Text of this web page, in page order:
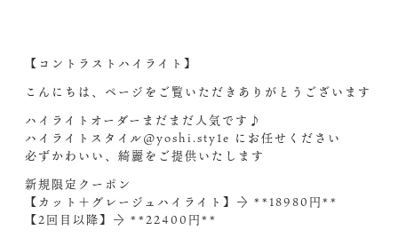
【コントラストハイライト】
こんにちは、ページをご覧いただきありがとうございます
ハイライトオーダーまだまだ人気です♪
ハイライトスタイル@yoshi.sty1e にお任せください‍
必ずかわいい、綺麗をご提供いたします
新規限定クーポン
【カット＋グレージュハイライト】→ **18980円**
【2回目以降】→ **22400円**